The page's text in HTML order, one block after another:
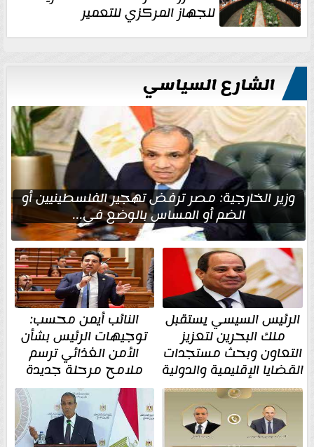
للجهاز المركزي للتعمير
الشارع السياسي
وزير الخارجية: مصر ترفض تهجير الفلسطينيين أو
الضم أو المساس بالوضع في...
الرئيس السيسي يستقبل
ملك البحرين لتعزيز
التعاون وبحث مستجدات
القضايا الإقليمية والدولية
النائب أيمن محسب:
توجيهات الرئيس بشأن
الأمن الغذائي ترسم
ملامح مرحلة جديدة